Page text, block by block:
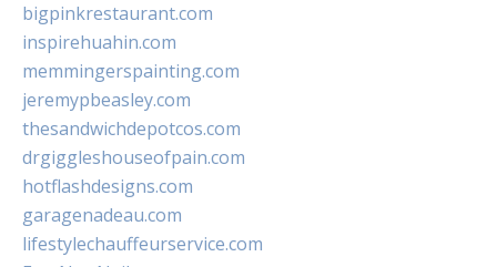
bigpinkrestaurant.com
inspirehuahin.com
memmingerspainting.com
jeremypbeasley.com
thesandwichdepotcos.com
drgiggleshouseofpain.com
hotflashdesigns.com
garagenadeau.com
lifestylechauffeurservice.com